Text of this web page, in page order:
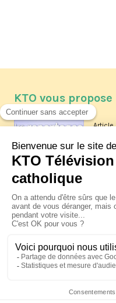
KTO vous propose
Article
La
XIV
jeudi
Le